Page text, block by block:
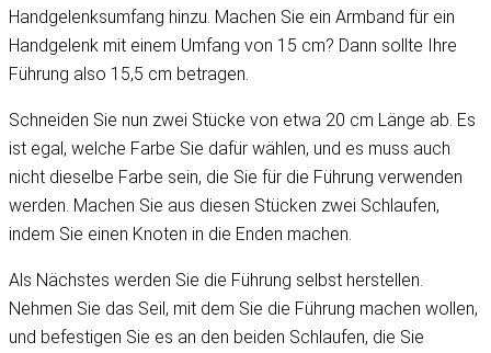
Handgelenksumfang hinzu. Machen Sie ein Armband für ein
Handgelenk mit einem Umfang von 15 cm? Dann sollte Ihre
Führung also 15,5 cm betragen.
Schneiden Sie nun zwei Stücke von etwa 20 cm Länge ab. Es
ist egal, welche Farbe Sie dafür wählen, und es muss auch
nicht dieselbe Farbe sein, die Sie für die Führung verwenden
werden. Machen Sie aus diesen Stücken zwei Schlaufen,
indem Sie einen Knoten in die Enden machen.
Als Nächstes werden Sie die Führung selbst herstellen.
Nehmen Sie das Seil, mit dem Sie die Führung machen wollen,
und befestigen Sie es an den beiden Schlaufen, die Sie